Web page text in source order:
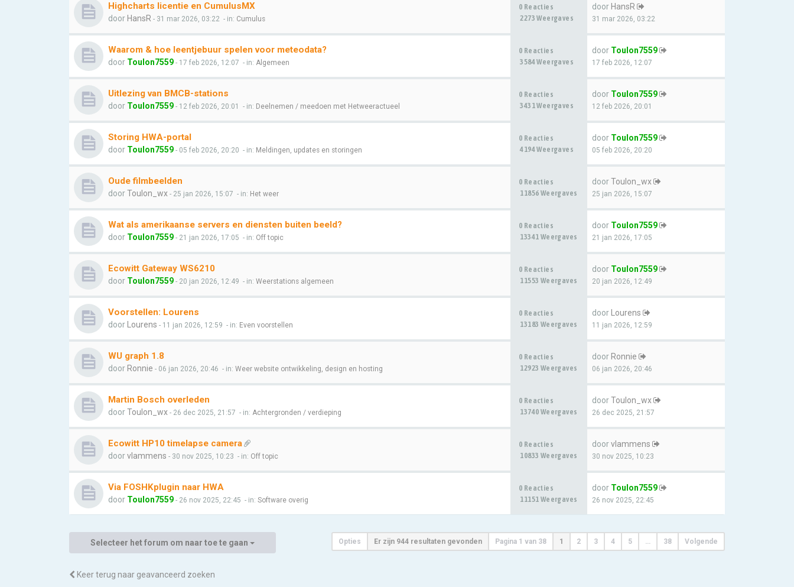
Highcharts licentie en CumulusMX
door HansR - 31 mar 2026, 03:22 - in: Cumulus
0 Reacties
2273 Weergaves
door HansR
31 mar 2026, 03:22
Waarom & hoe leentjebuur spelen voor meteodata?
door Toulon7559 - 17 feb 2026, 12:07 - in: Algemeen
0 Reacties
3584 Weergaves
door Toulon7559
17 feb 2026, 12:07
Uitlezing van BMCB-stations
door Toulon7559 - 12 feb 2026, 20:01 - in: Deelnemen / meedoen met Hetweeractueel
0 Reacties
3431 Weergaves
door Toulon7559
12 feb 2026, 20:01
Storing HWA-portal
door Toulon7559 - 05 feb 2026, 20:20 - in: Meldingen, updates en storingen
0 Reacties
4194 Weergaves
door Toulon7559
05 feb 2026, 20:20
Oude filmbeelden
doorToulon_wx - 25 jan 2026, 15:07 - in: Het weer
0 Reacties
11856 Weergaves
doorToulon_wx
25 jan 2026, 15:07
Wat als amerikaanse servers en diensten buiten beeld?
door Toulon7559 - 21 jan 2026, 17:05 - in: Off topic
0 Reacties
13341 Weergaves
door Toulon7559
21 jan 2026, 17:05
Ecowitt Gateway WS6210
door Toulon7559 - 20 jan 2026, 12:49 - in: Weerstations algemeen
0 Reacties
11553 Weergaves
door Toulon7559
20 jan 2026, 12:49
Voorstellen: Lourens
door Lourens - 11 jan 2026, 12:59 - in: Even voorstellen
0 Reacties
13183 Weergaves
door Lourens
11 jan 2026, 12:59
WU graph 1.8
door Ronnie - 06 jan 2026, 20:46 - in: Weer website ontwikkeling, design en hosting
0 Reacties
12923 Weergaves
door Ronnie
06 jan 2026, 20:46
Martin Bosch overleden
doorToulon_wx - 26 dec 2025, 21:57 - in: Achtergronden / verdieping
0 Reacties
13740 Weergaves
doorToulon_wx
26 dec 2025, 21:57
Ecowitt HP10 timelapse camera
doorvlammens - 30 nov 2025, 10:23 - in: Off topic
0 Reacties
10833 Weergaves
doorvlammens
30 nov 2025, 10:23
Via FOSHKplugin naar HWA
door Toulon7559 - 26 nov 2025, 22:45 - in: Software overig
0 Reacties
11151 Weergaves
door Toulon7559
26 nov 2025, 22:45
Opties Er zijn 944 resultaten gevonden Pagina 1 van 38 1 2 3 4 5 … 38 Volgende
Selecteer het forum om naar toe te gaan
Keer terug naar geavanceerd zoeken